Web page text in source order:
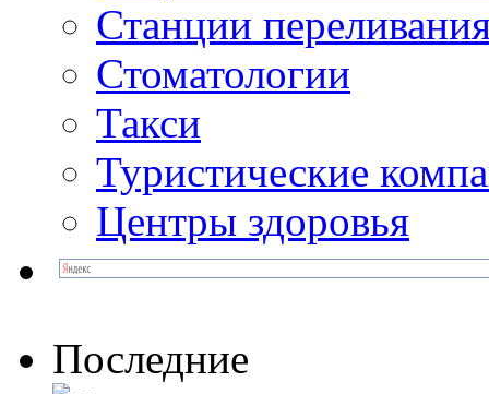
Станции
Стоматологии
Такси
Туристические
Центры здоровья
Последние